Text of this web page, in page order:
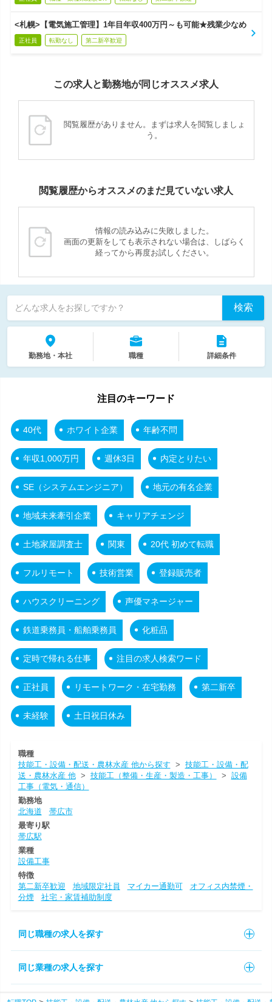
<札幌>【電気施工管理】1年目年収400万円～も可能★残業少なめ
正社員 転勤なし 第二新卒歓迎
この求人と勤務地が同じオススメ求人
閲覧履歴がありません。まずは求人を閲覧しましょ
う。
閲覧履歴からオススメのまだ見ていない求人
情報の読み込みに失敗しました。
画面の更新をしても表示されない場合は、しばらく
経ってから再度お試しください。
どんな求人をお探しですか？ 検索
勤務地・本社 職種 詳細条件
注目のキーワード
40代 ホワイト企業 年齢不問
年収1,000万円 週休3日 内定とりたい
SE（システムエンジニア） 地元の有名企業
地域未来牽引企業 キャリアチェンジ
土地家屋調査士 関東 20代 初めて転職
フルリモート 技術営業 登録販売者
ハウスクリーニング 声優マネージャー
鉄道乗務員・船舶乗務員 化粧品
定時で帰れる仕事 注目の求人検索ワード
正社員 リモートワーク・在宅勤務 第二新卒
未経験 土日祝日休み
職種
技能工・設備・配送・農林水産 他から探す > 技能工・設備・配
送・農林水産 他> 技能工（整備・生産・製造・工事） > 設備
工事（電気・通信）
勤務地
北海道
帯広市
最寄り駅
帯広駅
業種
設備工事
特徴
第二新卒歓迎
地域限定社員 マイカー通勤可
オフィス内禁煙・
分煙
社宅・家賃補助制度
同じ職種の求人を探す
同じ業種の求人を探す